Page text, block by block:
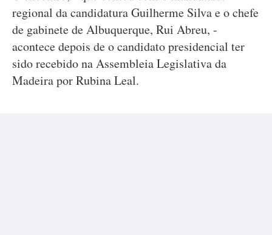
regional da candidatura Guilherme Silva e o chefe
de gabinete de Albuquerque, Rui Abreu, -
acontece depois de o candidato presidencial ter
sido recebido na Assembleia Legislativa da
Madeira por Rubina Leal.